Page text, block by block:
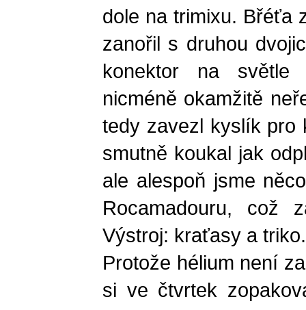
dole na trimixu. Břéťa
zanořil s druhou
konektor na
nicméně okamžitě
tedy zavezl kyslík pro
smutně koukal jak
ale alespoň jsme
Rocamadouru, což
Výstroj: kraťasy a triko.
Protože hélium není
si ve čtvrtek